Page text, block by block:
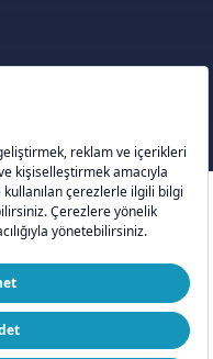
markası ve
Anonim
Limited Şirketi’nin